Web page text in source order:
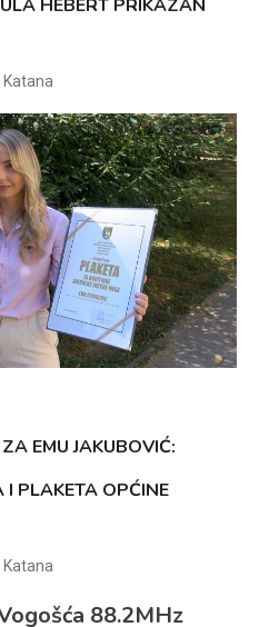
HEBERT PRIKAZAN
EMU JAKUBOVIĆ:
PLAKETA OPĆINE
88.2MHz